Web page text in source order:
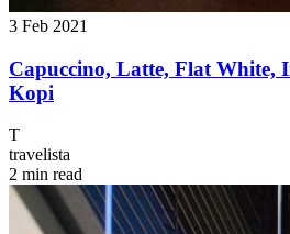
3 Feb 2021
Capuccino, Latte, Flat White,
Kopi
T
travelista
2 min read